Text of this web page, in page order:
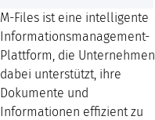
M-Files ist eine intelligente
Informationsmanagement-
Plattform, die Unternehmen
dabei unterstützt, ihre
Dokumente und
Informationen effizient zu